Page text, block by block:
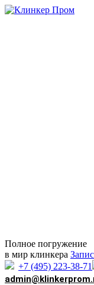
Полное погружение
в мир клинкера
+7 (495) 223-38-71